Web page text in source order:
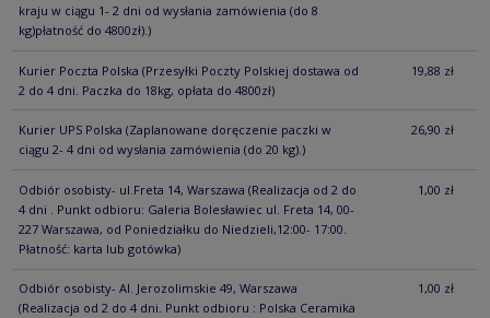
kraju w ciągu 1- 2 dni od wysłania zamówienia (do 8
kg)płatność do 4800zł).)
Kurier Poczta Polska (Przesyłki Poczty Polskiej dostawa od
2 do 4 dni. Paczka do 18kg, opłata do 4800zł)
19,88 zł
Kurier UPS Polska (Zaplanowane doręczenie paczki w
ciągu 2- 4 dni od wysłania zamówienia (do 20 kg).)
26,90 zł
Odbiór osobisty- ul.Freta 14, Warszawa (Realizacja od 2 do
4 dni . Punkt odbioru: Galeria Bolesławiec ul. Freta 14, 00-
227 Warszawa, od Poniedziałku do Niedzieli,12:00- 17:00.
Płatność: karta lub gotówka)
1,00 zł
Odbiór osobisty- Al. Jerozolimskie 49, Warszawa
(Realizacja od 2 do 4 dni. Punkt odbioru : Polska Ceramika
1,00 zł